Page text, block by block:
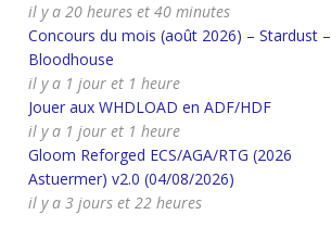
il y a 20 heures et 40 minutes
Concours du mois (août 2026) – Stardust –
Bloodhouse
il y a 1 jour et 1 heure
Jouer aux WHDLOAD en ADF/HDF
il y a 1 jour et 1 heure
Gloom Reforged ECS/AGA/RTG (2026
Astuermer) v2.0 (04/08/2026)
il y a 3 jours et 22 heures